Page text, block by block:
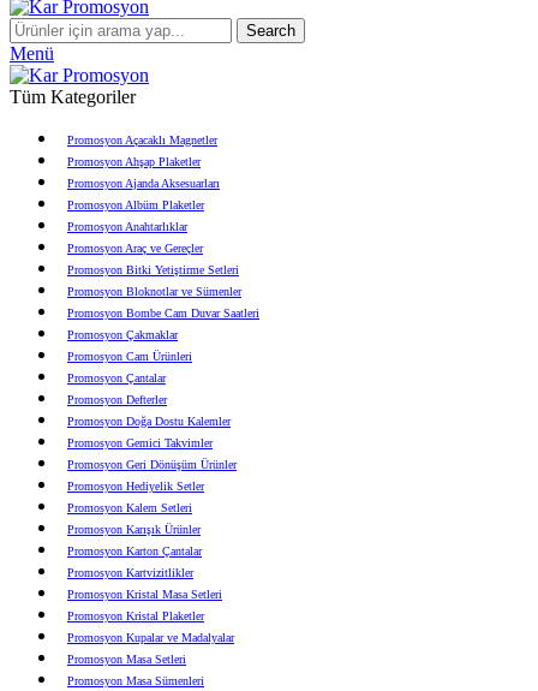
Search
Menü
Tüm Kategoriler
Promosyon Açacaklı Magnetler
Promosyon Ahşap Plaketler
Promosyon Ajanda Aksesuarları
Promosyon Albüm Plaketler
Promosyon Anahtarlıklar
Promosyon Araç ve Gereçler
Promosyon Bitki Yetiştirme Setleri
Promosyon Bloknotlar ve Sümenler
Promosyon Bombe Cam Duvar Saatleri
Promosyon Çakmaklar
Promosyon Cam Ürünleri
Promosyon Çantalar
Promosyon Defterler
Promosyon Doğa Dostu Kalemler
Promosyon Gemici Takvimler
Promosyon Geri Dönüşüm Ürünler
Promosyon Hediyelik Setler
Promosyon Kalem Setleri
Promosyon Karışık Ürünler
Promosyon Karton Çantalar
Promosyon Kartvizitlikler
Promosyon Kristal Masa Setleri
Promosyon Kristal Plaketler
Promosyon Kupalar ve Madalyalar
Promosyon Masa Setleri
Promosyon Masa Sümenleri